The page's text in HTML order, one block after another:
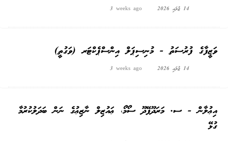
14 ޖުލައި 2026 3 weeks ago
ވަޒީފާގެ ފުރުސަތު - މުނިސިޕަލް އިންސްޕެކްޓަރ (ވަގުތީ)
14 ޖުލައި 2026 3 weeks ago
އިޢުލާން - ސ. މަރަދޫފޭދޫ ސޯމޯ، ޢައުޒިލް ނާޒިޢުގެ ނަން ބަދަލުކުރުމާ
ގުޅޭ